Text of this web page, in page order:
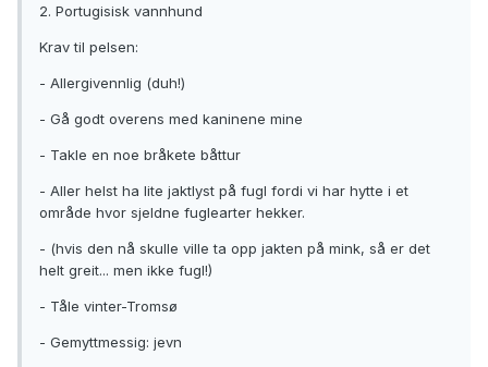
2. Portugisisk vannhund
Krav til pelsen:
- Allergivennlig (duh!)
- Gå godt overens med kaninene mine
- Takle en noe bråkete båttur
- Aller helst ha lite jaktlyst på fugl fordi vi har hytte i et
område hvor sjeldne fuglearter hekker.
- (hvis den nå skulle ville ta opp jakten på mink, så er det
helt greit... men ikke fugl!)
- Tåle vinter-Tromsø
- Gemyttmessig: jevn